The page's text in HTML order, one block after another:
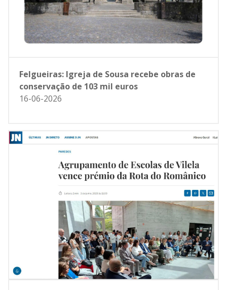
Felgueiras: Igreja de Sousa recebe obras de
conservação de 103 mil euros
16-06-2026